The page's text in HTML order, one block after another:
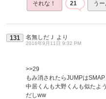
それな！ 21 う
131 名無しだＪ より
2016年9月11日 9:32 PM
>>29
もみ消されたらJUMPは
中居くんも大野くんも似たよ
だしww